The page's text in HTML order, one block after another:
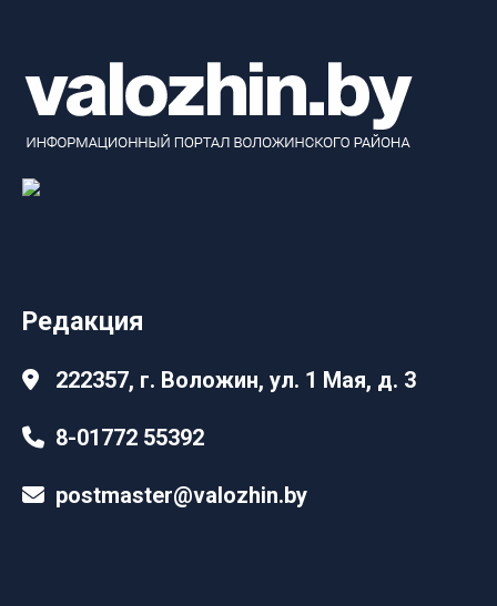
Редакция
222357, г. Воложин, ул. 1 Мая, д. 3
8-01772 55392
postmaster@valozhin.by